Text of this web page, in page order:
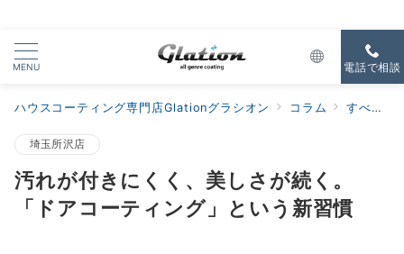
MENU 電話で相談
ハウスコーティング専門店Glationグラシオン コラム すべての新着
埼玉所沢店
汚れが付きにくく、美しさが続く。
「ドアコーティング」という新習慣